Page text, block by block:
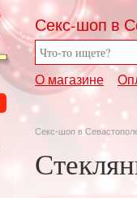
Секс-шоп в
О магазине
Секс-шоп в